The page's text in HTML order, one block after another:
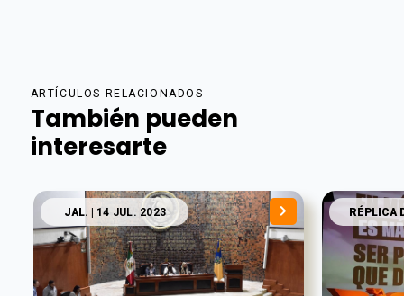
ARTÍCULOS RELACIONADOS
También pueden
interesarte
JAL. | 14 JUL. 2023 RÉPLICA